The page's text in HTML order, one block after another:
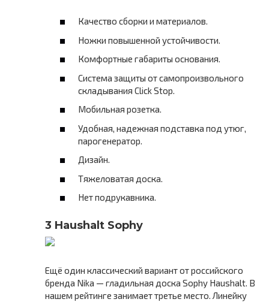
Качество сборки и материалов.
Ножки повышенной устойчивости.
Комфортные габариты основания.
Система защиты от самопроизвольного
складывания Click Stop.
Мобильная розетка.
Удобная, надежная подставка под утюг,
парогенератор.
Дизайн.
Тяжеловатая доска.
Нет подрукавника.
3 Haushalt Sophy
Ещё один классический вариант от российского
бренда Nika — гладильная доска Sophy Haushalt. В
нашем рейтинге занимает третье место. Линейку